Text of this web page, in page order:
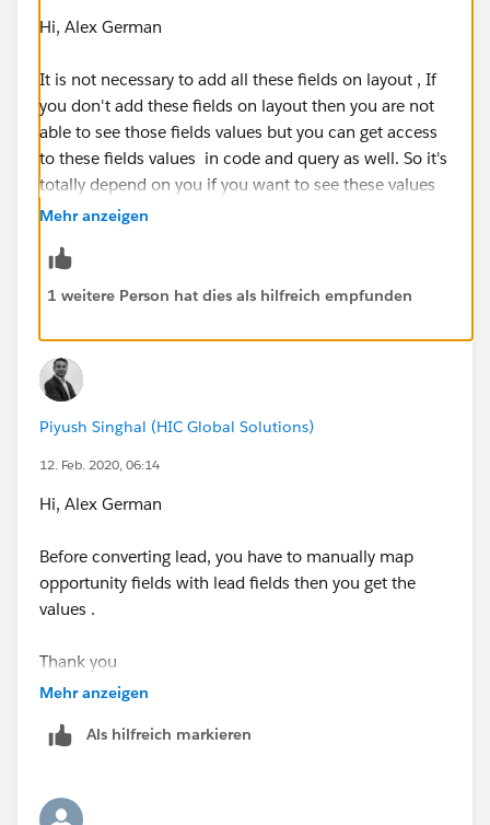
Hi, Alex German
It is not necessary to add all these fields on layout , If
you don't add these fields on layout then you are not
able to see those fields values but you can get access
to these fields values in code and query as well. So it's
totally depend on you if you want to see these values
then you can add else don't add.
Thank You
Mehr anzeigen
1 weitere Person hat dies als hilfreich empfunden
Piyush Singhal (HIC Global Solutions)
12. Feb. 2020, 06:14
Hi, Alex German
Before converting lead, you have to manually map
opportunity fields with lead fields then you get the
values .
Thank you
Mehr anzeigen
Als hilfreich markieren